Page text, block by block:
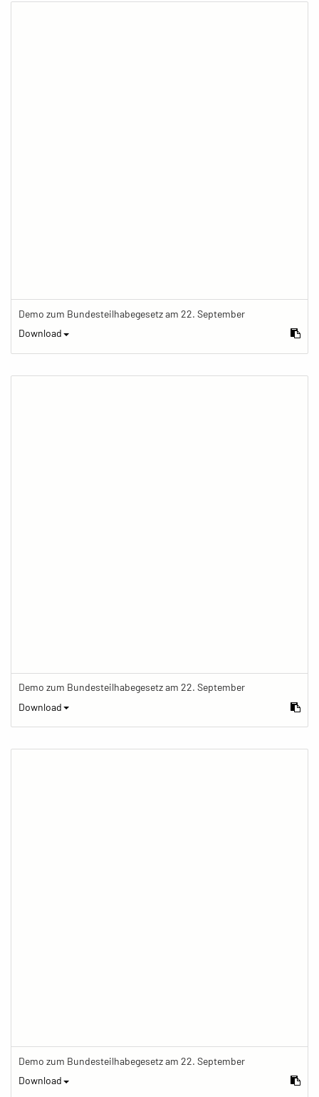
Demo zum Bundesteilhabegesetz am 22. September
Download
Demo zum Bundesteilhabegesetz am 22. September
Download
Demo zum Bundesteilhabegesetz am 22. September
Download